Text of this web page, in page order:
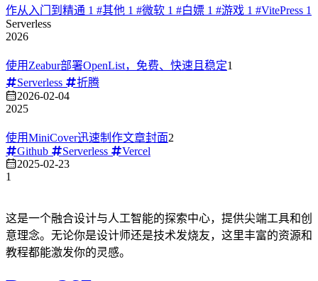
作从入门到精通 1 #其他 1 #微软 1 #白嫖 1 #游戏 1 #VitePress 1
Serverless
2026
使用Zeabur部署OpenList，免费、快速且稳定1
Serverless
折腾
2026-02-04
2025
使用MiniCover迅速制作文章封面2
Github
Serverless
Vercel
2025-02-23
1
这是一个融合设计与人工智能的探索中心，提供尖端工具和创
意理念。无论你是设计师还是技术发烧友，这里丰富的资源和
教程都能激发你的灵感。